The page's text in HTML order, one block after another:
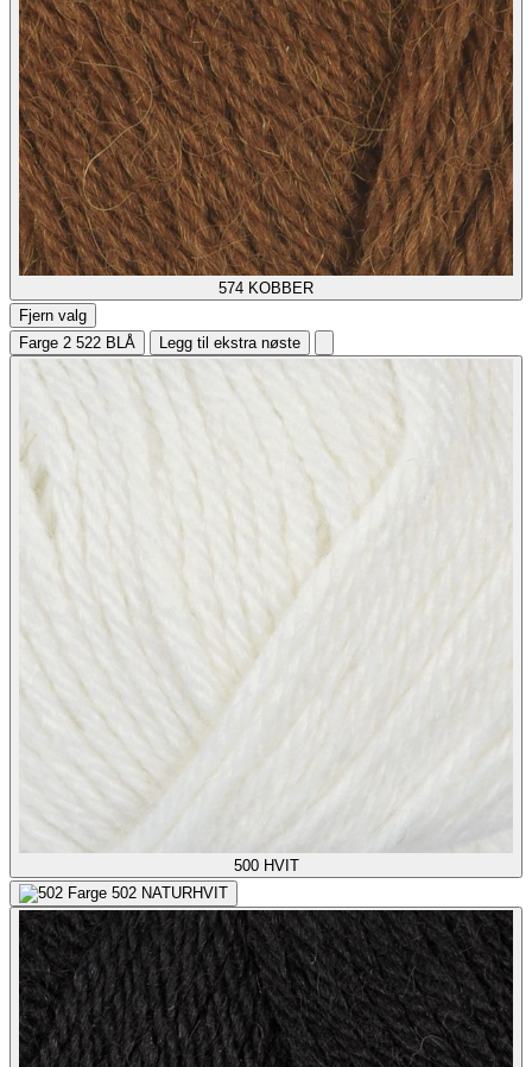
574 KOBBER
Fjern valg
Farge 2 522 BLÅ Legg til ekstra nøste
500 HVIT
502 NATURHVIT